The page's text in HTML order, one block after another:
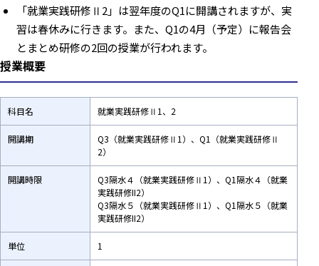
「就業実践研修Ⅱ2」は翌年度のQ1に開講されますが、実
習は春休みに行きます。また、Q1の4月（予定）に報告会
とまとめ研修の2回の授業が行われます。
授業概要
科目名 就業実践研修Ⅱ1、2
開講期
Q3（就業実践研修Ⅱ1）、Q1（就業実践研修Ⅱ
2）
開講時限
Q3隔水４（就業実践研修Ⅱ1）、Q1隔水４（就業
実践研修II2）
Q3隔水５（就業実践研修Ⅱ1）、Q1隔水５（就業
実践研修II2）
単位 1